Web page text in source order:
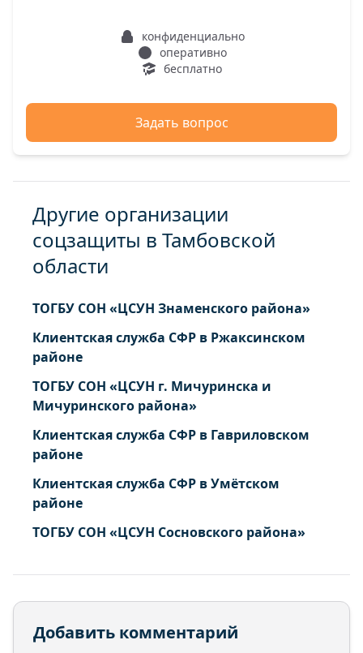
конфиденциально
оперативно
бесплатно
Задать вопрос
Другие организации
соцзащиты в Тамбовской
области
ТОГБУ СОН «ЦСУН Знаменского района»
Клиентская служба СФР в Ржаксинском
районе
ТОГБУ СОН «ЦСУН г. Мичуринска и
Мичуринского района»
Клиентская служба СФР в Гавриловском
районе
Клиентская служба СФР в Умётском
районе
ТОГБУ СОН «ЦСУН Сосновского района»
Добавить комментарий